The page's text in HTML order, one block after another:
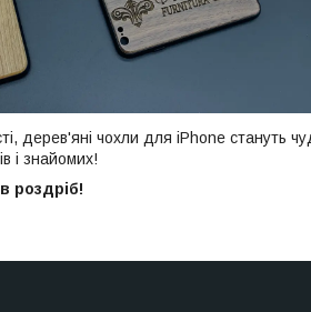
дерев'яні чохли для iPhone стануть
і знайомих!
роздріб!